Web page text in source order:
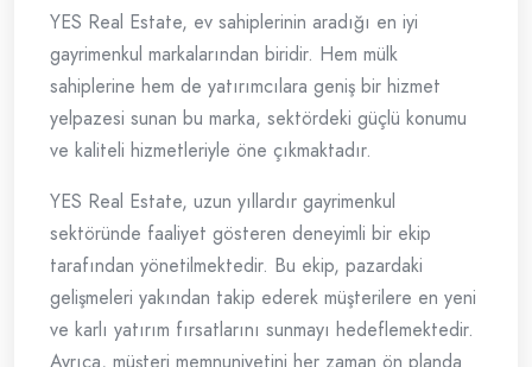
YES Real Estate, ev sahiplerinin aradığı en iyi
gayrimenkul markalarından biridir. Hem mülk
sahiplerine hem de yatırımcılara geniş bir hizmet
yelpazesi sunan bu marka, sektördeki güçlü konumu
ve kaliteli hizmetleriyle öne çıkmaktadır.
YES Real Estate, uzun yıllardır gayrimenkul
sektöründe faaliyet gösteren deneyimli bir ekip
tarafından yönetilmektedir. Bu ekip, pazardaki
gelişmeleri yakından takip ederek müşterilere en yeni
ve karlı yatırım fırsatlarını sunmayı hedeflemektedir.